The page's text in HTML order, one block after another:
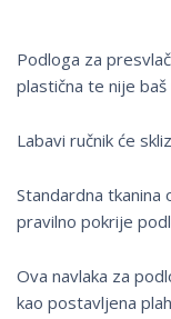
Podloga za
plastična te nije baš
Labavi ručnik će
Standardna tkanina
pravilno pokrije
Ova navlaka za
kao postavljena